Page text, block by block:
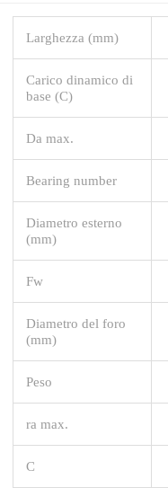
Larghezza (mm)
Carico dinamico di
base (C)
Da max.
Bearing number
Diametro esterno
(mm)
Fw
Diametro del foro
(mm)
Peso
ra max.
C